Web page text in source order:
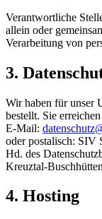
Verantwortliche
allein oder
Verarbeitung von
3.
Wir haben für unser
bestellt. Sie
E-Mail:
oder postalisch: SIV
Hd. des
Kreuztal-Buschhütten
4. Hosting